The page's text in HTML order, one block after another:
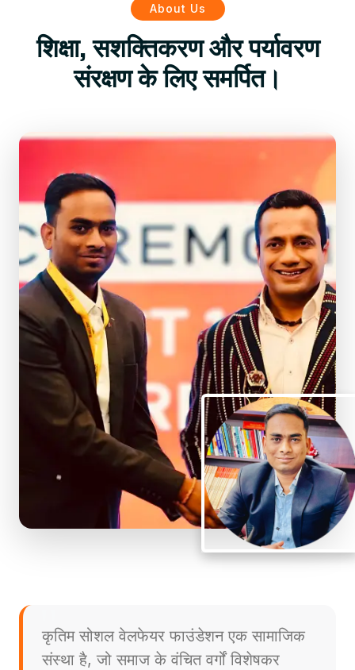
About Us
शिक्षा, सशक्तिकरण और पर्यावरण
संरक्षण के लिए समर्पित।
कृतिम सोशल वेलफेयर फाउंडेशन एक सामाजिक
संस्था है, जो समाज के वंचित वर्गों विशेषकर